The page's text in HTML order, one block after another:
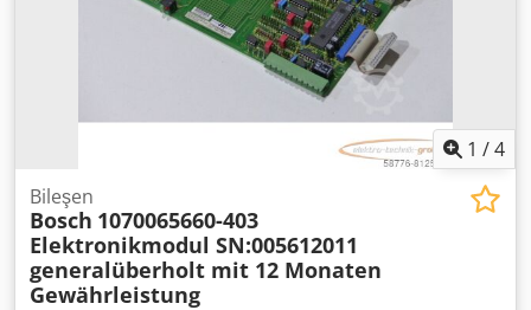
1 /4
Bileşen
Bosch 1070065660-403
Elektronikmodul SN:005612011
generalüberholt mit 12 Monaten
Gewährleistung